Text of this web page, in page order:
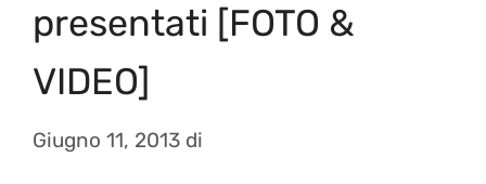
presentati [FOTO &
VIDEO]
Giugno 11, 2013 di